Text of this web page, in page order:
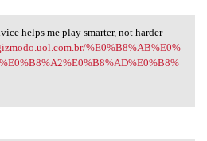
helps me play
helps me play smarter, not harder
%E0%B8%AB%E0%